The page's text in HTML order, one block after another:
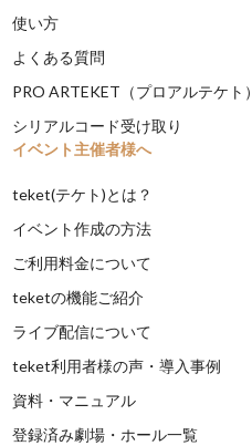
使い方
よくある質問
PRO ARTEKET（プロアルテケト）
シリアルコード受け取り
イベント主催者様へ
teket(テケト)とは？
イベント作成の方法
ご利用料金について
teketの機能ご紹介
ライブ配信について
teket利用者様の声・導入事例
資料・マニュアル
登録済み劇場・ホール一覧